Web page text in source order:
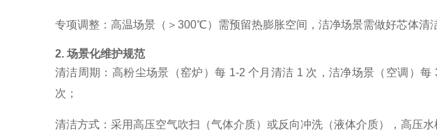
专项调整：高温场景（＞300℃）需预留热膨胀空间，洁净场景需做好芯体清
2. 场景化维护规范
清洁周期：高粉尘场景（窑炉）每 1-2 个月清洁 1 次，洁净场景（空调）
次；
清洁方式：采用高压空气吹扫（气体介质）或反向冲洗（液体介质），高压水